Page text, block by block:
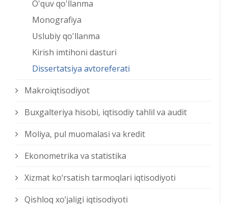
O'quv qo'llanma
Monografiya
Uslubiy qo'llanma
Kirish imtihoni dasturi
Dissertatsiya avtoreferati
Makroiqtisodiyot
Buxgalteriya hisobi, iqtisodiy tahlil va audit
Moliya, pul muomalasi va kredit
Ekonometrika va statistika
Xizmat kо‘rsatish tarmoqlari iqtisodiyoti
Qishloq xо‘jaligi iqtisodiyoti